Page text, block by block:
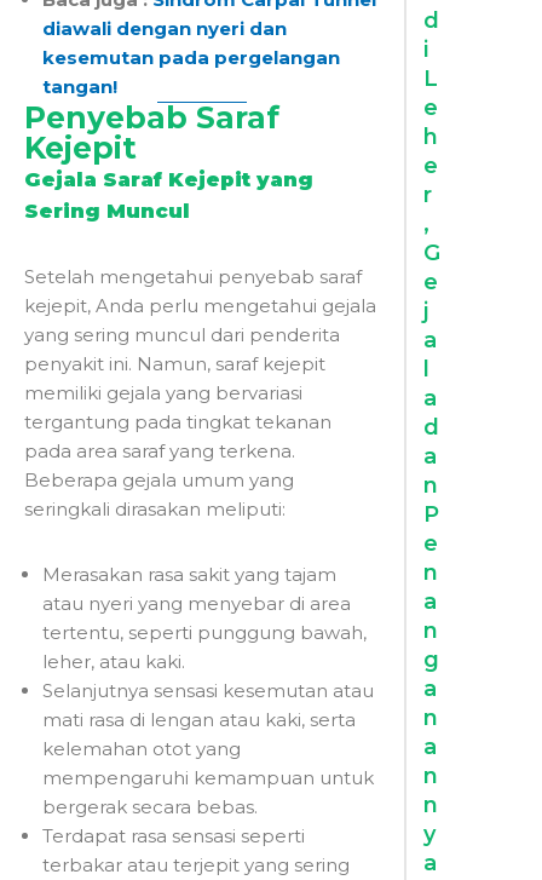
diawali dengan nyeri dan
kesemutan pada pergelangan
tangan!
Penyebab Saraf
Kejepit
Gejala Saraf Kejepit yang
Sering Muncul
Setelah mengetahui penyebab saraf
kejepit, Anda perlu mengetahui gejala
yang sering muncul dari penderita
penyakit ini. Namun, saraf kejepit
memiliki gejala yang bervariasi
tergantung pada tingkat tekanan
pada area saraf yang terkena.
Beberapa gejala umum yang
seringkali dirasakan meliputi:
Merasakan rasa sakit yang tajam
atau nyeri yang menyebar di area
tertentu, seperti punggung bawah,
leher, atau kaki.
Selanjutnya sensasi kesemutan atau
mati rasa di lengan atau kaki, serta
kelemahan otot yang
mempengaruhi kemampuan untuk
bergerak secara bebas.
Terdapat rasa sensasi seperti
terbakar atau terjepit yang sering
d
i
L
e
h
e
r
,
G
e
j
a
l
a
d
a
n
P
e
n
a
n
g
a
n
a
n
n
y
a